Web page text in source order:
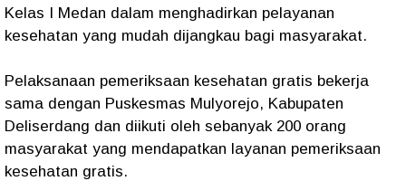
Kelas I Medan dalam menghadirkan pelayanan
kesehatan yang mudah dijangkau bagi masyarakat.
Pelaksanaan pemeriksaan kesehatan gratis bekerja
sama dengan Puskesmas Mulyorejo, Kabupaten
Deliserdang dan diikuti oleh sebanyak 200 orang
masyarakat yang mendapatkan layanan pemeriksaan
kesehatan gratis.